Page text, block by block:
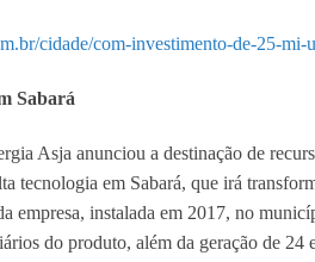
cidade/com-investimento-de-25-
Sabará
Asja anunciou a destinação de
tecnologia em Sabará, que irá
empresa, instalada em 2017, no
do produto, além da geração de 24